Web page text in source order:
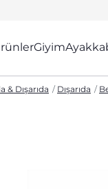
Giyim
& Dışarıda Dışarıda